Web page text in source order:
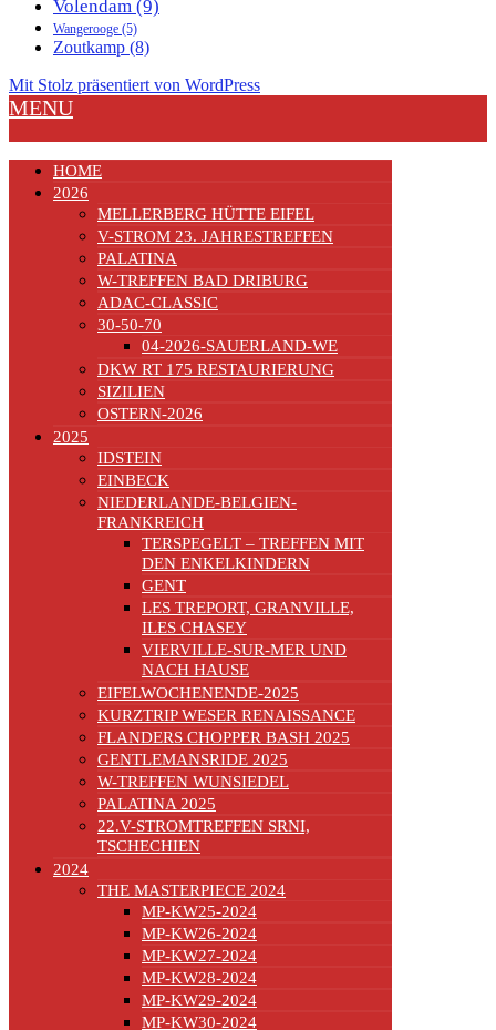
Volendam (9)
Wangerooge (5)
Zoutkamp (8)
Mit Stolz präsentiert von WordPress
MENU
HOME
2026
MELLERBERG HÜTTE EIFEL
V-STROM 23. JAHRESTREFFEN
PALATINA
W-TREFFEN BAD DRIBURG
ADAC-CLASSIC
30-50-70
04-2026-SAUERLAND-WE
DKW RT 175 RESTAURIERUNG
SIZILIEN
OSTERN-2026
2025
IDSTEIN
EINBECK
NIEDERLANDE-BELGIEN-
FRANKREICH
TERSPEGELT – TREFFEN MIT
DEN ENKELKINDERN
GENT
LES TREPORT, GRANVILLE,
ILES CHASEY
VIERVILLE-SUR-MER UND
NACH HAUSE
EIFELWOCHENENDE-2025
KURZTRIP WESER RENAISSANCE
FLANDERS CHOPPER BASH 2025
GENTLEMANSRIDE 2025
W-TREFFEN WUNSIEDEL
PALATINA 2025
22.V-STROMTREFFEN SRNI,
TSCHECHIEN
2024
THE MASTERPIECE 2024
MP-KW25-2024
MP-KW26-2024
MP-KW27-2024
MP-KW28-2024
MP-KW29-2024
MP-KW30-2024